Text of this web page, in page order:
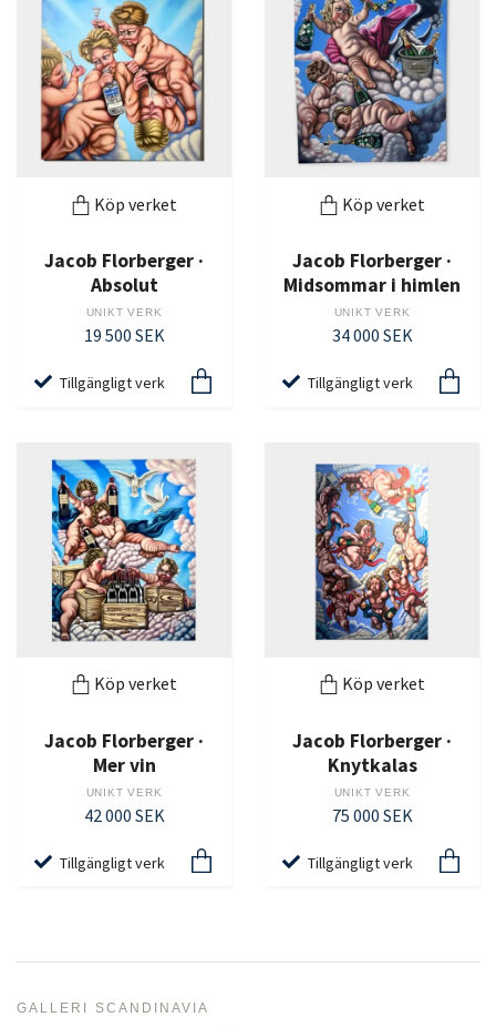
Köp verket
Jacob Florberger ·
Absolut
UNIKT VERK
19 500 SEK
Tillgängligt verk
Köp verket
Jacob Florberger ·
Midsommar i himlen
UNIKT VERK
34 000 SEK
Tillgängligt verk
Köp verket
Jacob Florberger ·
Mer vin
UNIKT VERK
42 000 SEK
Tillgängligt verk
Köp verket
Jacob Florberger ·
Knytkalas
UNIKT VERK
75 000 SEK
Tillgängligt verk
GALLERI SCANDINAVIA